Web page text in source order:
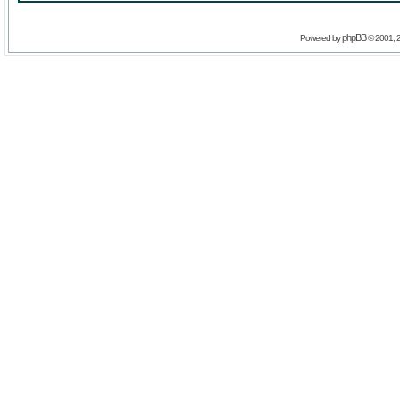
Powered byphpBB© 2001,